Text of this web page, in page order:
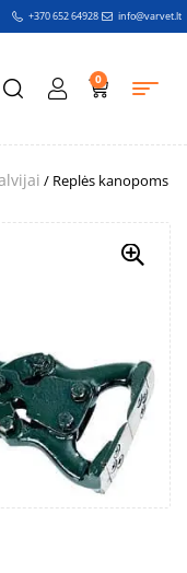
+370 652 64928 info@varvet.lt
0
/ Replės kanopoms